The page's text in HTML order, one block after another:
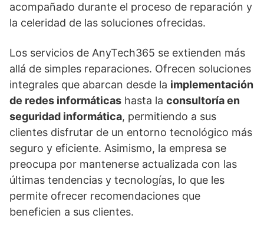
acompañado durante el proceso de reparación y
la celeridad de las soluciones ofrecidas.
Los servicios de AnyTech365 se extienden más
allá de simples reparaciones. Ofrecen soluciones
integrales que abarcan desde la implementación
de redes informáticas hasta la consultoría en
seguridad informática, permitiendo a sus
clientes disfrutar de un entorno tecnológico más
seguro y eficiente. Asimismo, la empresa se
preocupa por mantenerse actualizada con las
últimas tendencias y tecnologías, lo que les
permite ofrecer recomendaciones que
beneficien a sus clientes.